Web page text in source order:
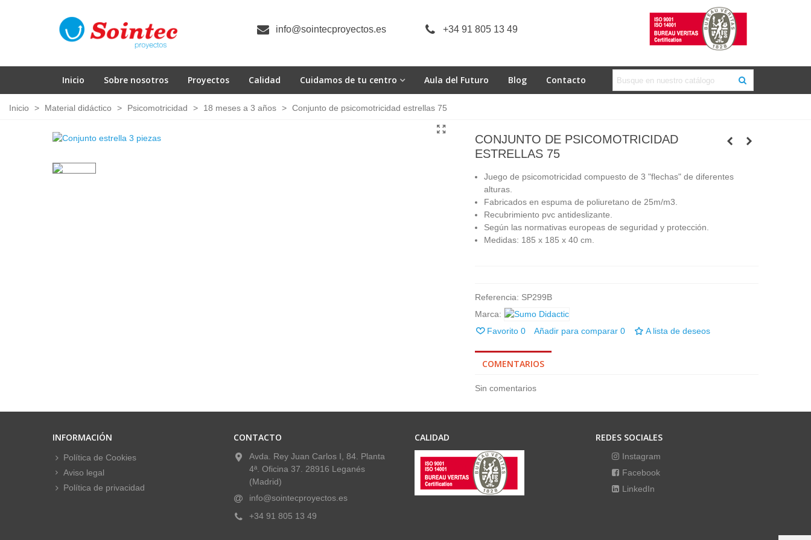
info@sointecproyectos.es +34 91 805 13 49
Inicio Sobre nosotros Proyectos Calidad Cuidamos de tu centro Aula del Futuro Blog Contacto
Inicio > Material didáctico > Psicomotricidad > 18 meses a 3 años > Conjunto de psicomotricidad estrellas 75
CONJUNTO DE PSICOMOTRICIDAD
ESTRELLAS 75
Juego de psicomotricidad compuesto de 3 "flechas" de diferentes
alturas.
Fabricados en espuma de poliuretano de 25m/m3.
Recubrimiento pvc antideslizante.
Según las normativas europeas de seguridad y protección.
Medidas: 185 x 185 x 40 cm.
Referencia: SP299B
Marca:
Favorito 0 Añadir para comparar 0 A lista de deseos
COMENTARIOS
Sin comentarios
INFORMACIÓN
Política de Cookies
Aviso legal
Política de privacidad
CONTACTO
Avda. Rey Juan Carlos I, 84. Planta
4ª. Oficina 37. 28916 Leganés
(Madrid)
info@sointecproyectos.es
+34 91 805 13 49
CALIDAD REDES SOCIALES
Instagram
Facebook
LinkedIn